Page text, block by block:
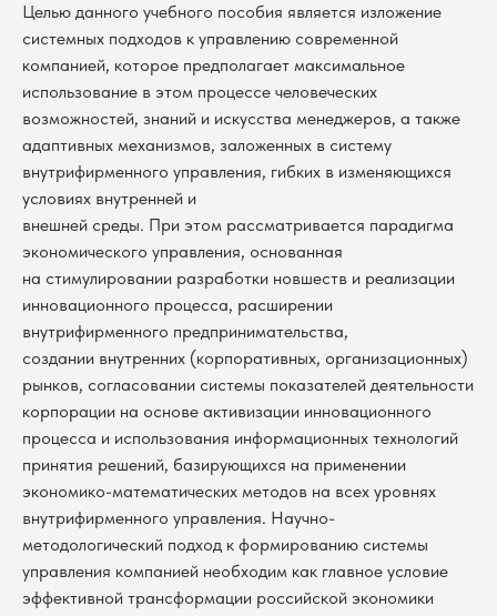
Целью данного учебного пособия является изложение
системных подходов к управлению современной
компанией, которое предполагает максимальное
использование в этом процессе человеческих
возможностей, знаний и искусства менеджеров, а также
адаптивных механизмов, заложенных в систему
внутрифирменного управления, гибких в изменяющихся
условиях внутренней и
внешней среды. При этом рассматривается парадигма
экономического управления, основанная
на стимулировании разработки новшеств и реализации
инновационного процесса, расширении
внутрифирменного предпринимательства,
создании внутренних (корпоративных, организационных)
рынков, согласовании системы показателей деятельности
корпорации на основе активизации инновационного
процесса и использования информационных технологий
принятия решений, базирующихся на применении
экономико-математических методов на всех уровнях
внутрифирменного управления. Научно-
методологический подход к формированию системы
управления компанией необходим как главное условие
эффективной трансформации российской экономики